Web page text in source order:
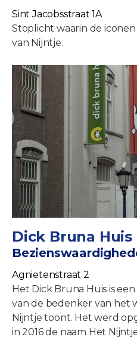
Sint Jacobsstraat 1A
Stoplicht waarin de
van Nijntje.
Dick Bruna Huis
Agnietenstraat 2
Het Dick Bruna Huis is
van de bedenker van het
Nijntje toont. Het werd
in 2016 de naam Het